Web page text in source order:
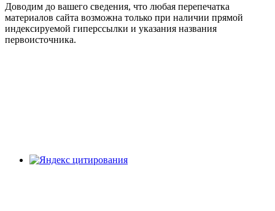
Доводим до вашего сведения, что любая перепечатка
материалов сайта возможна только при наличии прямой
индексируемой гиперссылки и указания названия
первоисточника.